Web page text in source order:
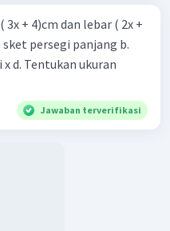
+ 4)cm dan lebar ( 2x +
persegi panjang b.
d. Tentukan ukuran
Jawaban terverifikasi